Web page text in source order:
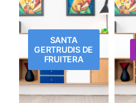
SANTA
GERTRUDIS DE
FRUITERA